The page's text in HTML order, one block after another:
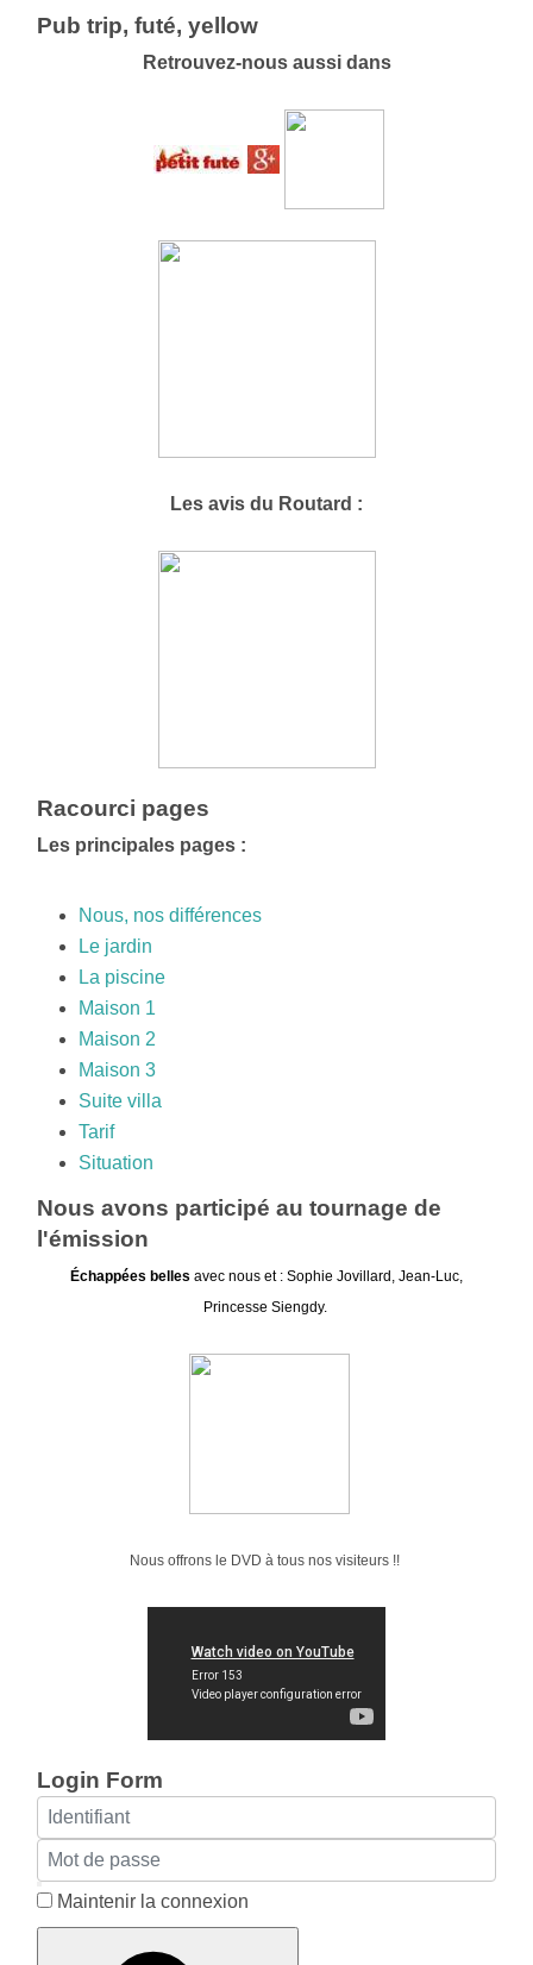
Pub trip, futé, yellow
Retrouvez-nous aussi dans
Les avis du Routard :
Racourci pages
Les principales pages :
Nous, nos différences
Le jardin
La piscine
Maison 1
Maison 2
Maison 3
Suite villa
Tarif
Situation
Nous avons participé au tournage de
l'émission
Échappées belles avec nous et : Sophie Jovillard, Jean-Luc,
Princesse Siengdy.
Nous offrons le DVD à tous nos visiteurs !!
Login Form
Identifiant
Mot de passe
Afficher le mot de passe
Maintenir la connexion